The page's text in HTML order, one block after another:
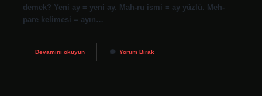
demek? Yeni ay = yeni ay. Mah-ru ismi = ay yüzlü. Meh-
pare kelimesi = ayın…
Devamını okuyunEski
Yorum Bırak